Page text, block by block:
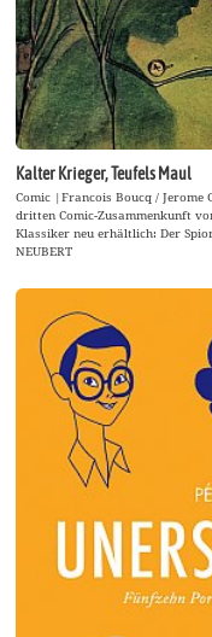
Kalter Krieger, Teufels Maul
Comic |Francois Boucq /
dritten Comic-Zusammenkunft
Klassiker neu erhältlich: Der
NEUBERT